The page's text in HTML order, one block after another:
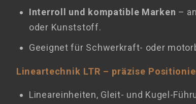
Interroll und kompatible Marken –
oder Kunststoff.
Geeignet für Schwerkraft- oder
Lineartechnik LTR – präzise
Lineareinheiten, Gleit- und Kugel-